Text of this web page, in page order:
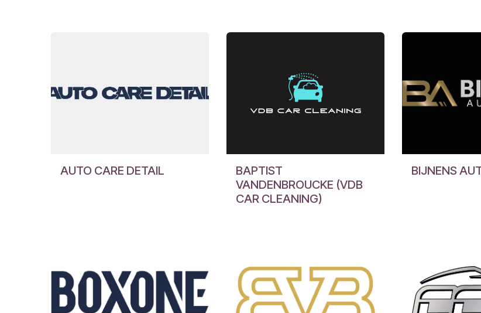
AUTO CARE DETAIL
BAPTIST
VANDENBROUCKE (VDB
CAR CLEANING)
BIJNENS